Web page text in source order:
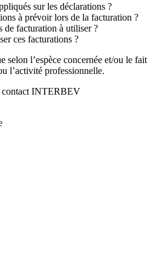
sur les déclarations ?
à prévoir lors de la facturation ?
de facturation à utiliser ?
ces facturations ?
selon l’espèce concernée et/ou le fait
l’activité professionnelle.
contact INTERBEV